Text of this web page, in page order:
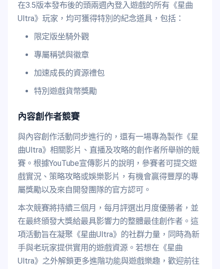
在3.5版本發布後的頭兩週內登入遊戲的所有《星曲
Ultra》玩家，均可獲得特別的紀念道具，包括：
限定版坐騎外觀
專屬稱號與徽章
加速成長的資源禮包
特別遊戲貨幣獎勵
內容創作者競賽
與內容創作活動同步進行的，還有一場專為製作《星
曲Ultra》相關影片、直播及攻略的創作者所舉辦的競
賽。根據YouTube宣傳影片的說明，參賽者可提交遊
戲實況、策略攻略或娛樂影片，有機會贏得豐厚的專
屬獎勵以及來自開發團隊的官方認可。
本次競賽將持續三個月，每月評選出月度優勝者，並
在最終頒發大獎給最具影響力的整體最佳創作者。這
項活動旨在凝聚《星曲Ultra》的社群力量，同時為新
手與老玩家提供實用的遊戲資源。若想在《星曲
Ultra》之外解鎖更多進階功能與遊戲樂趣，歡迎前往